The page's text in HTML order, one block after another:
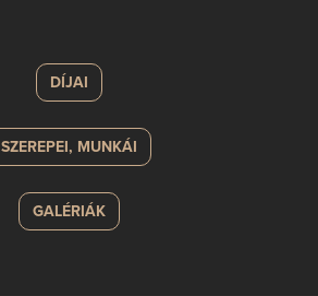
DÍJAI
SZEREPEI, MUNKÁI
GALÉRIÁK